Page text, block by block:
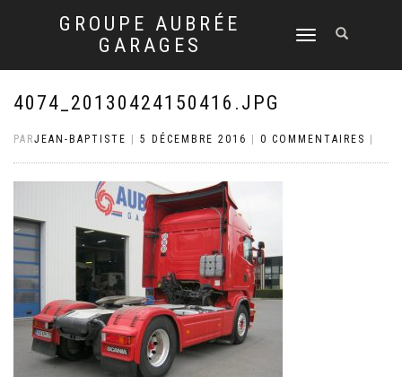
GROUPE AUBRÉE
GARAGES
DÉPLIER
NAVIGATION
4074_20130424150416.JPG
PARJEAN-BAPTISTE 5 DÉCEMBRE 2016 0 COMMENTAIRES